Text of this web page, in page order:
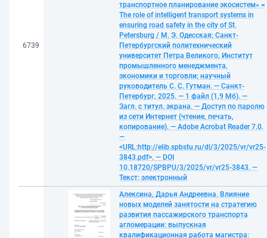
6739
транспортное планирование экосистем» =
The role of intelligent transport systems in
ensuring road safety in the city of St.
Petersburg / М. Э. Одесская; Санкт-
Петербургский политехнический
университет Петра Великого, Институт
промышленного менеджмента,
экономики и торговли; научный
руководитель С. С. Гутман. — Санкт-
Петербург, 2025. — 1 файл (1,9 Мб). —
Загл. с титул. экрана. — Доступ по паролю
из сети Интернет (чтение, печать,
копирование). — Adobe Acrobat Reader 7.0.
—
<URL:http://elib.spbstu.ru/dl/3/2025/vr/vr25-
3843.pdf>. — DOI
10.18720/SPBPU/3/2025/vr/vr25-3843. —
Текст: электронный
Алексина, Дарья Андреевна. Влияние
новых моделей занятости на стратегию
развития пассажирского транспорта
агломерации: выпускная
квалификационная работа магистра: